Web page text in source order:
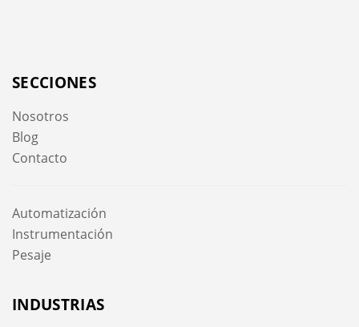
SECCIONES
Nosotros
Blog
Contacto
Automatización
Instrumentación
Pesaje
INDUSTRIAS